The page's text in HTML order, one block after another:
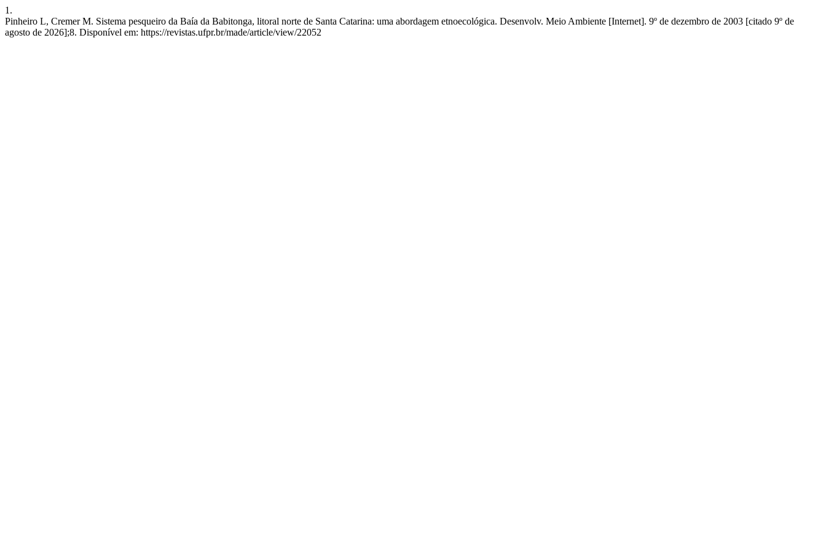
1.
Pinheiro L, Cremer M. Sistema pesqueiro da Baía da Babitonga, litoral norte de Santa Catarina: uma abordagem etnoecológica. Desenvolv. Meio Ambiente [Internet]. 9º de dezembro de 2003 [citado 9º de
agosto de 2026];8. Disponível em: https://revistas.ufpr.br/made/article/view/22052